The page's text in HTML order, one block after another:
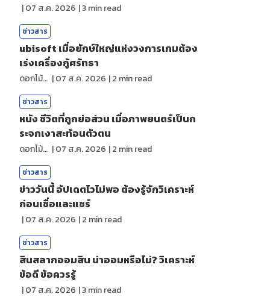
|07 ส.ค. 2026 |3min read
ข่าวสาร
ubisoft เมื่อยักษ์ใหญ่แห่งวงการเกมต้อง
เร่งเครื่องกู้ศรัทธา
ดอกไม้กับสายน้ำ |07 ส.ค. 2026 |2 min read
ข่าวสาร
หนัง ชีวิตที่ถูกย่อส่วน เมื่อภาพยนตร์เป็นก
ระจกเงาสะท้อนตัวตน
ดอกไม้กับสายน้ำ |07 ส.ค. 2026 |2 min read
ข่าวสาร
ข่าววันนี้ อัปเดตไวไม่พอ ต้องรู้จักวิเคราะห์
ก่อนเชื่อและแชร์
|07 ส.ค. 2026 |2 min read
ข่าวสาร
สินสลากออมสิน น่าออมหรือไม่? วิเคราะห์
ข้อดี ข้อควรรู้
|07 ส.ค. 2026 |3min read